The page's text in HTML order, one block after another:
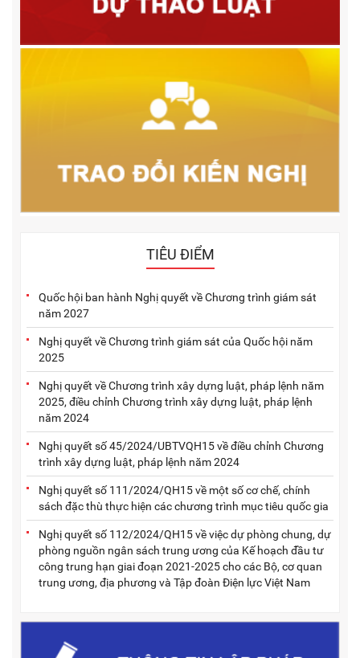
TIÊU ĐIỂM
Quốc hội ban hành Nghị quyết về Chương trình giám sát
năm 2027
Nghị quyết về Chương trình giám sát của Quốc hội năm
2025
Nghị quyết về Chương trình xây dựng luật, pháp lệnh năm
2025, điều chỉnh Chương trình xây dựng luật, pháp lệnh
năm 2024
Nghị quyết số 45/2024/UBTVQH15 về điều chỉnh Chương
trình xây dựng luật, pháp lệnh năm 2024
Nghị quyết số 111/2024/QH15 về một số cơ chế, chính
sách đặc thù thực hiện các chương trình mục tiêu quốc gia
Nghị quyết số 112/2024/QH15 về việc dự phòng chung, dự
phòng nguồn ngân sách trung ương của Kế hoạch đầu tư
công trung hạn giai đoạn 2021-2025 cho các Bộ, cơ quan
trung ương, địa phương và Tập đoàn Điện lực Việt Nam